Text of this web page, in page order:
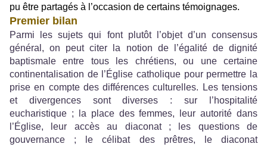
pu être partagés à l’occasion de certains témoignages.
Premier bilan
Parmi les sujets qui font plutôt l’objet d’un consensus
général, on peut citer la notion de l’égalité de dignité
baptismale entre tous les chrétiens, ou une certaine
continentalisation de l’Église catholique pour permettre la
prise en compte des différences culturelles. Les tensions
et divergences sont diverses : sur l’hospitalité
eucharistique ; la place des femmes, leur autorité dans
l’Église, leur accès au diaconat ; les questions de
gouvernance ; le célibat des prêtres, le diaconat